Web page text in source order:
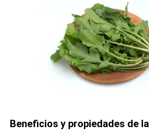
Beneficios y propiedades de